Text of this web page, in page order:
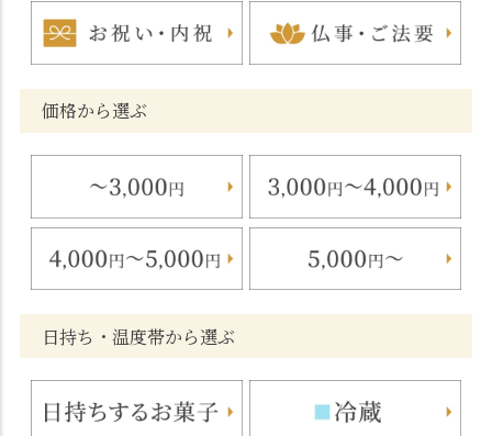
価格から選ぶ
日持ち・温度帯から選ぶ